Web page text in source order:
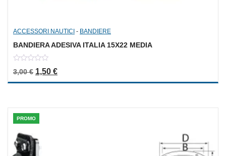
ACCESSORI NAUTICI - BANDIERE
BANDIERA ADESIVA ITALIA 15X22 MEDIA
out
of
3,00€ Il prezzo originale era: 3,00 €.
1,50 €Il prezzo attuale è: 1,50 €.
PROMO